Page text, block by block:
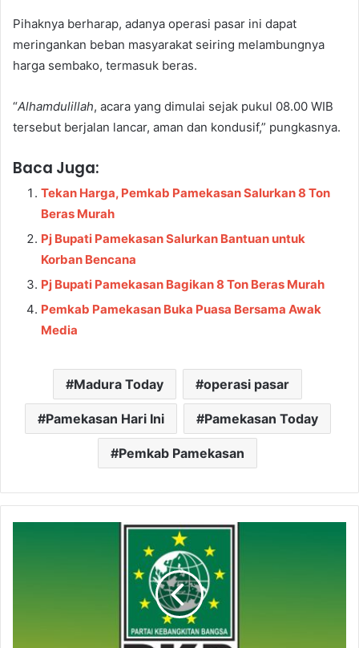
Pihaknya berharap, adanya operasi pasar ini dapat
meringankan beban masyarakat seiring melambungnya
harga sembako, termasuk beras.
“Alhamdulillah, acara yang dimulai sejak pukul 08.00 WIB
tersebut berjalan lancar, aman dan kondusif,” pungkasnya.
Baca Juga:
Tekan Harga, Pemkab Pamekasan Salurkan 8 Ton
Beras Murah
Pj Bupati Pamekasan Salurkan Bantuan untuk
Korban Bencana
Pj Bupati Pamekasan Bagikan 8 Ton Beras Murah
Pemkab Pamekasan Buka Puasa Bersama Awak
Media
Madura Today operasi pasar
Pamekasan Hari Ini Pamekasan Today
Pemkab Pamekasan